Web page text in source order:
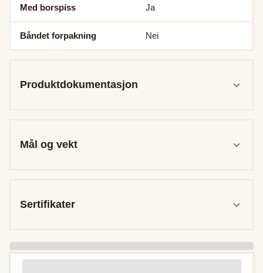
Med borspiss Ja
Båndet forpakning Nei
Produktdokumentasjon
Mål og vekt
Sertifikater